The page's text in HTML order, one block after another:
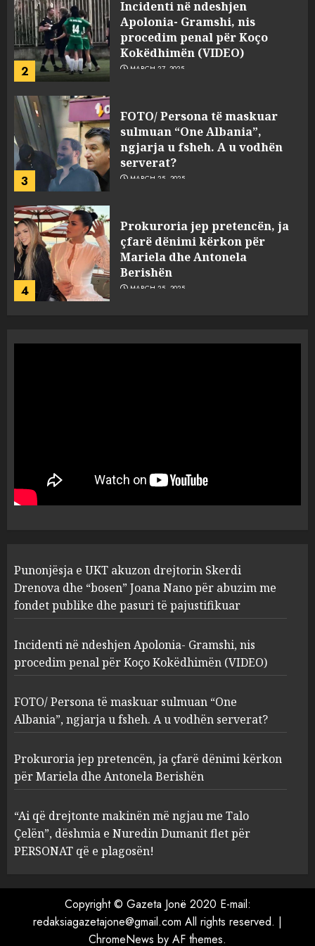
2
Incidenti në ndeshjen
Apolonia- Gramshi, nis
procedim penal për Koço
Kokëdhimën (VIDEO)
MARCH 27, 2025
3
FOTO/ Persona të maskuar
sulmuan “One Albania”,
ngjarja u fsheh. A u vodhën
serverat?
MARCH 25, 2025
4
Prokuroria jep pretencën, ja
çfarë dënimi kërkon për
Mariela dhe Antonela
Berishën
MARCH 25, 2025
1
“bosen” Joana Nano për
abuzim me fondet publike dhe
pasuri të pajustifikuar
2
Apolonia- Gramshi, nis
procedim penal për Koço
Kokëdhimën (VIDEO)
MARCH 27, 2025
3
FOTO/ Persona të maskuar
sulmuan “One Albania”,
ngjarja u fsheh. A u vodhën
serverat?
4
Prokuroria jep pretencën, ja
çfarë dënimi kërkon për
Berishën
MARCH 25, 2025
“Ai që drejtonte makinën më
ngjau me Talo Çelën”,
dëshmia e Nuredin Dumanit
flet për PERSONAT që e
Punonjësja e UKT akuzon drejtorin Skerdi
Drenova dhe “bosen” Joana Nano për abuzim me
fondet publike dhe pasuri të pajustifikuar
Incidenti në ndeshjen Apolonia- Gramshi, nis
procedim penal për Koço Kokëdhimën (VIDEO)
FOTO/ Persona të maskuar sulmuan “One
Albania”, ngjarja u fsheh. A u vodhën serverat?
Prokuroria jep pretencën, ja çfarë dënimi kërkon
për Mariela dhe Antonela Berishën
“Ai që drejtonte makinën më ngjau me Talo
Çelën”, dëshmia e Nuredin Dumanit flet për
PERSONAT që e plagosën!
Copyright © Gazeta Jonë 2020 E-mail:
redaksiagazetajone@gmail.com All rights reserved. |
ChromeNews by AF themes.